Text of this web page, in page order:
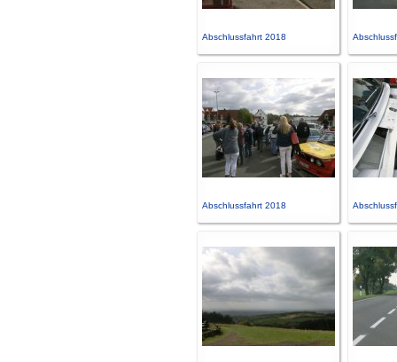
Abschlussfahrt 2018
Abschlussfahrt 2018